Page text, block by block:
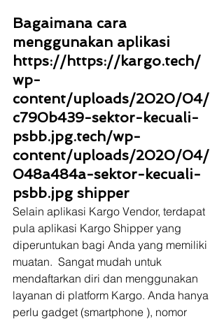
Bagaimana cara
menggunakan aplikasi
https://https://kargo.tech/
wp-
content/uploads/2020/04/
c790b439-sektor-kecuali-
psbb.jpg.tech/wp-
content/uploads/2020/04/
048a484a-sektor-kecuali-
psbb.jpg shipper
Selain aplikasi Kargo Vendor, terdapat
pula aplikasi Kargo Shipper yang
diperuntukan bagi Anda yang memiliki
muatan.  Sangat mudah untuk
mendaftarkan diri dan menggunakan
layanan di platform Kargo. Anda hanya
perlu gadget (smartphone ), nomor